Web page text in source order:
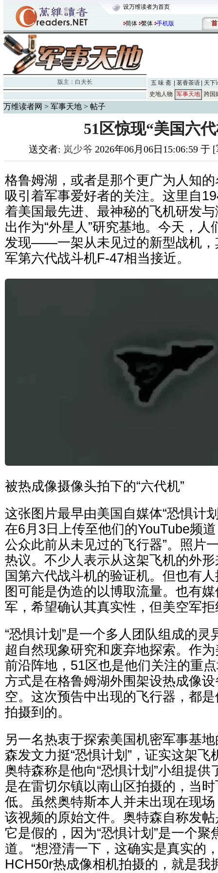
设万维读者为首页
简体 繁体 手机版 首
版主： 白夫长 五 味 斋 茗香茶语
天下
史地人物
军事天地 跨国
万维读者网 > 军事天地 > 帖子
51区惊现“美国六
送交者: 岚少爷 2026年06月06日15:06:59 于
格鲁姆湖，或者是那个更广为人知
吸引着军事爱好者的关注。这里自
着美国最先进、最神秘的飞机研发
出作为“外星人”研究基地。今天，
发现——一架从未见过的新型战机，
军第六代战斗机F-47相当接近。
被热成像摄像头拍下的“六代机”
这张图片最早由美国自媒体“恐惧计
在6月3日上传至他们的YouTube频
公众此前从未见过的飞行器”。照片
热议。不少人表示从这架飞机的外
国第六代战斗机的验证机。但也有
图可能是伪造的以博取流量。也有
军，希望确认其真实性，但美空军
“恐惧计划”是一个多人团队组成的
超自然现象研究和废弃地探索。作为
前沿阵地，51区也是他们关注的重
方式是在格鲁姆湖外围架设热成像
空。这次预告中出现的飞行器，都
拍摄到的。
另一名热衷于探索美国机密军事基
森发文力挺“恐惧计划”，证实这架
奥特森称是他向“恐惧计划”小组提
是在雷切尔镇以南山区拍摄的，当
低。虽然奥特斯本人并未出现在现
该视频的原始文件。奥特森自称发
它是假的，因为“恐惧计划”是一个聚
道。“想澄清一下，这确实是真实的
HCH50r热成像相机拍摄的，就是我